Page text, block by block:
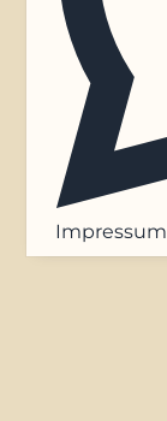
Impressum